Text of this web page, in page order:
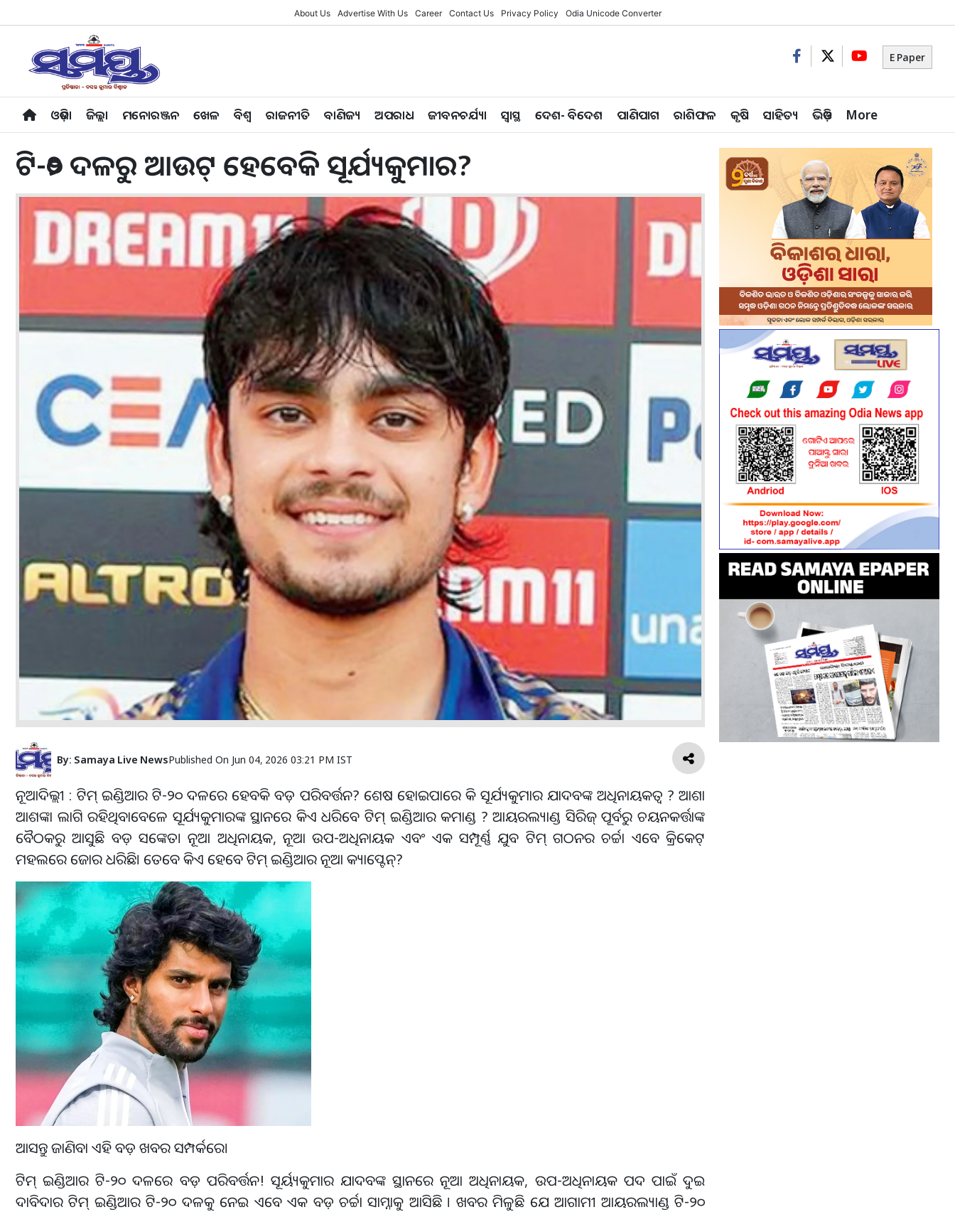
About Us Advertise With Us Career Contact Us Privacy Policy Odia Unicode Converter
E Paper
ଓଡ଼ିଶା ଜିଲ୍ଲା ମନୋରଞ୍ଜନ ଖେଳ ବିଶ୍ବ ରାଜନୀତି ବାଣିଜ୍ୟ ଅପରାଧ ଜୀବନଚର୍ଯ୍ୟା ସ୍ୱାସ୍ଥ ଦେଶ- ବିଦେଶ ପାଣିପାଗ ରାଶିଫଳ କୃଷି ସାହିତ୍ୟ ଭିଡ଼ିଓ More
ଟି-୨୦ ଦଳରୁ ଆଉଟ୍ ହେବେକି ସୂର୍ଯ୍ୟକୁମାର?
By: Samaya Live NewsPublished On Jun 04, 2026 03:21 PM IST
ନୂଆଦିଲ୍ଲୀ : ଟିମ୍ ଇଣ୍ଡିଆର ଟି-୨୦ ଦଳରେ ହେବକି ବଡ଼ ପରିବର୍ତ୍ତନ? ଶେଷ ହୋଇପାରେ କି ସୂର୍ଯ୍ୟକୁମାର ଯାଦବଙ୍କ ଅଧିନାୟକତ୍ୱ ? ଆଶା
ଆଶଙ୍କା ଲାଗି ରହିଥିବାବେଳେ ସୂର୍ଯ୍ୟକୁମାରଙ୍କ ସ୍ଥାନରେ କିଏ ଧରିବେ ଟିମ୍ ଇଣ୍ଡିଆର କମାଣ୍ଡ ? ଆୟରଲ୍ୟାଣ୍ଡ ସିରିଜ୍ ପୂର୍ବରୁ ଚୟନକର୍ତ୍ତାଙ୍କ
ବୈଠକରୁ ଆସୁଛି ବଡ଼ ସଙ୍କେତ। ନୂଆ ଅଧିନାୟକ, ନୂଆ ଉପ-ଅଧିନାୟକ ଏବଂ ଏକ ସମ୍ପୂର୍ଣ୍ଣ ଯୁବ ଟିମ୍ ଗଠନର ଚର୍ଚ୍ଚା ଏବେ କ୍ରିକେଟ୍
ମହଲରେ ଜୋର ଧରିଛି। ତେବେ କିଏ ହେବେ ଟିମ୍ ଇଣ୍ଡିଆର ନୂଆ କ୍ୟାପ୍ଟେନ୍?
ଆସନ୍ତୁ ଜାଣିବା ଏହି ବଡ଼ ଖବର ସମ୍ପର୍କରେ।
ଟିମ୍ ଇଣ୍ଡିଆର ଟି-୨୦ ଦଳରେ ବଡ଼ ପରିବର୍ତ୍ତନ! ସୂର୍ୟ୍ୟକୁମାର ଯାଦବଙ୍କ ସ୍ଥାନରେ ନୂଆ ଅଧିନାୟକ, ଉପ-ଅଧିନାୟକ ପଦ ପାଇଁ ଦୁଇ
ଦାବିଦାର ଟିମ୍ ଇଣ୍ଡିଆର ଟି-୨୦ ଦଳକୁ ନେଇ ଏବେ ଏକ ବଡ଼ ଚର୍ଚ୍ଚା ସାମ୍ନାକୁ ଆସିଛି । ଖବର ମିଳୁଛି ଯେ ଆଗାମୀ ଆୟରଲ୍ୟାଣ୍ଡ ଟି-୨୦